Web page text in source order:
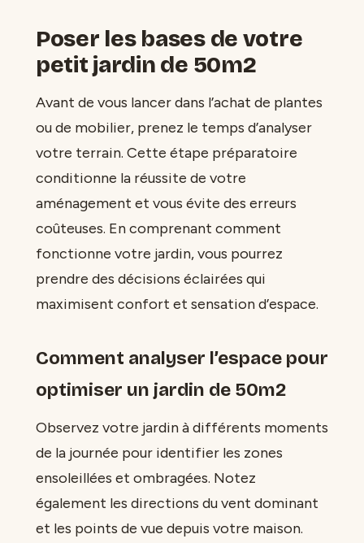
Poser les bases de votre
petit jardin de 50m2
Avant de vous lancer dans l’achat de plantes
ou de mobilier, prenez le temps d’analyser
votre terrain. Cette étape préparatoire
conditionne la réussite de votre
aménagement et vous évite des erreurs
coûteuses. En comprenant comment
fonctionne votre jardin, vous pourrez
prendre des décisions éclairées qui
maximisent confort et sensation d’espace.
Comment analyser l’espace pour
optimiser un jardin de 50m2
Observez votre jardin à différents moments
de la journée pour identifier les zones
ensoleillées et ombragées. Notez
également les directions du vent dominant
et les points de vue depuis votre maison.